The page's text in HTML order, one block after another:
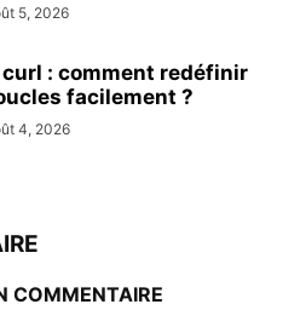
5, 2026
curl : comment redéfinir
facilement ?
4, 2026
COMMENTAIRE